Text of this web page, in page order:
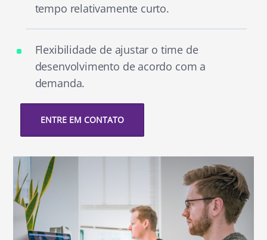
tempo relativamente curto.
Flexibilidade de ajustar o time de
desenvolvimento de acordo com a
demanda.
ENTRE EM CONTATO